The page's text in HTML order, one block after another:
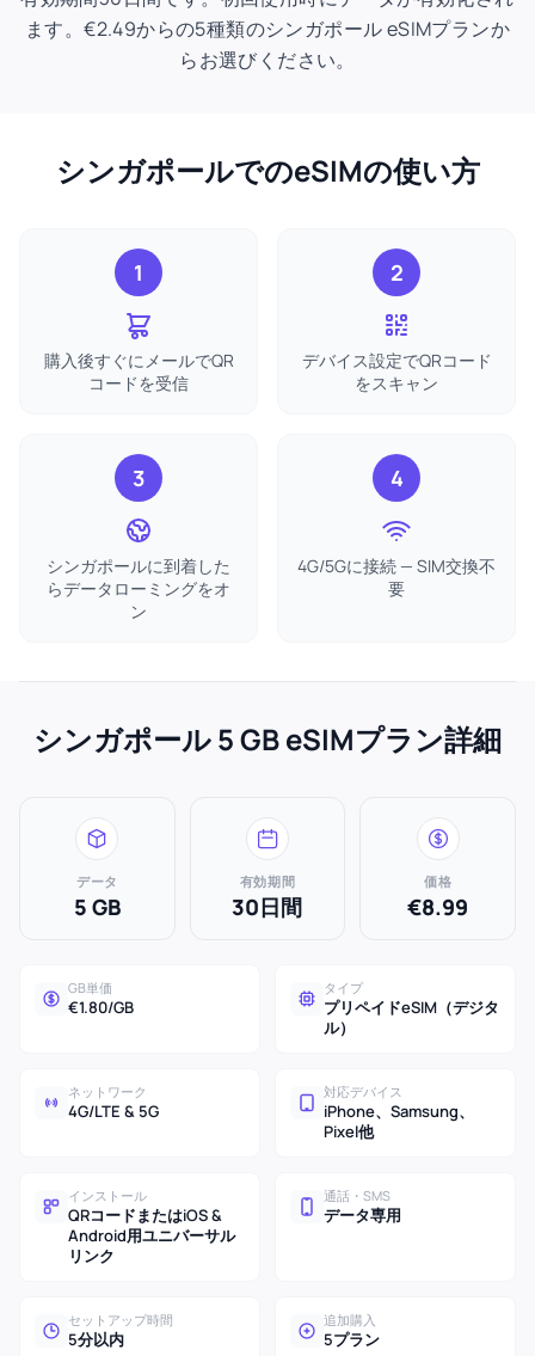
ます。€2.49からの5種類のシンガポール eSIMプランか
らお選びください。
シンガポールでのeSIMの使い方
1
購入後すぐにメールでQR
コードを受信
2
デバイス設定でQRコード
をスキャン
3
シンガポールに到着した
らデータローミングをオ
ン
4
4G/5Gに接続 — SIM交換不
要
シンガポール 5 GB eSIMプラン詳細
データ
5 GB
有効期間
30日間
価格
€8.99
GB単価
€1.80/GB
タイプ
プリペイドeSIM（デジタ
ル）
ネットワーク
4G/LTE & 5G
対応デバイス
iPhone、Samsung、
Pixel他
インストール
QRコードまたはiOS &
Android用ユニバーサル
リンク
通話・SMS
データ専用
セットアップ時間
5分以内
追加購入
5プラン